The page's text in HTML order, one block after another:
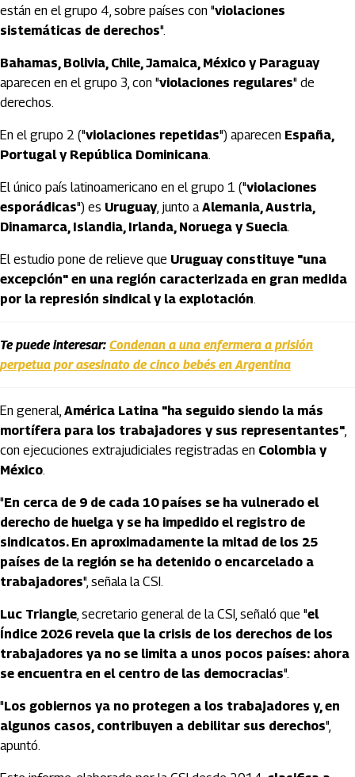
están en el grupo 4, sobre países con "violaciones
sistemáticas de derechos".
Bahamas, Bolivia, Chile, Jamaica, México y Paraguay
aparecen en el grupo 3, con "violaciones regulares" de
derechos.
En el grupo 2 ("violaciones repetidas") aparecen España,
Portugal y República Dominicana.
El único país latinoamericano en el grupo 1 ("violaciones
esporádicas") es Uruguay, junto aAlemania, Austria,
Dinamarca, Islandia, Irlanda, Noruega y Suecia.
El estudio pone de relieve que Uruguay constituye "una
excepción" en una región caracterizada en gran medida
por la represión sindical y la explotación.
Te puede interesar: Condenan a una enfermera a prisión
perpetua por asesinato de cinco bebés en Argentina
En general, América Latina "ha seguido siendo la más
mortífera para los trabajadores y sus representantes",
con ejecuciones extrajudiciales registradas en Colombia y
México.
"En cerca de 9 de cada 10 países se ha vulnerado el
derecho de huelga y se ha impedido el registro de
sindicatos. En aproximadamente la mitad de los 25
países de la región se ha detenido o encarcelado a
trabajadores", señala la CSI.
Luc Triangle, secretario general de la CSI, señaló que "el
Índice 2026 revela que la crisis de los derechos de los
trabajadores ya no se limita a unos pocos países: ahora
se encuentra en el centro de las democracias".
"Los gobiernos ya no protegen a los trabajadores y, en
algunos casos, contribuyen a debilitar sus derechos",
apuntó.